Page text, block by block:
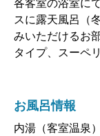
各客室の浴室に
スに露天風呂（
みいただけるお
タイプ、スーペ
お風呂情報
内湯（客室温泉）